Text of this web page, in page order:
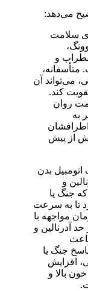
سلامت
اضطراب و
متأسفانه،
می‌تواند آن
کند.
روان
به
از پیش
بدن
و
جنگ یا
تا به سرعت
مواجهه با
آدرنالین و
جنگ یا
افزایش
بالا و